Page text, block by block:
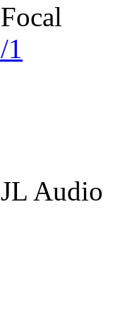
Focal
JL Audio